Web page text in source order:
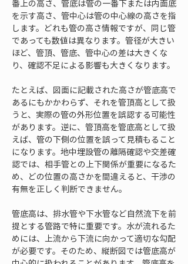
番上の高さ、管底は管の一番下または内面底
を示す高さ、管中心は管の中心線の高さを指
します。どれも管の高さ情報ですが、同じ管
であっても数値は異なります。管径が大きい
ほど、管頂、管底、管中心の差は大きくな
り、確認不足による影響も大きくなります。
たとえば、図面に記載された高さが管底高で
あるにもかかわらず、それを管頂高として扱
うと、実際の管の外形位置を誤認する可能性
があります。逆に、管頂高を管底高として扱
えば、管の下側の位置を誤って見積もること
になります。地中埋設管の離隔確認や交差確
認では、相手管との上下関係が重要になるた
め、どの位置の高さかを間違えると、干渉の
有無を正しく判断できません。
管底高は、排水管や下水管など自然流下を前
提とする管路で特に重要です。水が流れるた
めには、上流から下流に向かって適切な勾配
が必要です。そのため、縦断図では管底高が